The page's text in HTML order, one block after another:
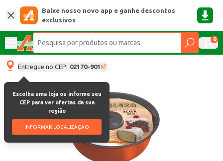
Baixe nosso novo app e ganhe descontos
exclusivos
0
Entregue no CEP: 02170-901
Escolha uma loja ou informe seu
CEP para ver ofertas da sua
região
INFORMAR LOCALIZAÇÃO